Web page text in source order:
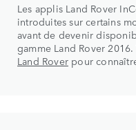
Les applis Land Rover
introduites sur certains
avant de devenir
gamme Land Rover
Land Rover pour